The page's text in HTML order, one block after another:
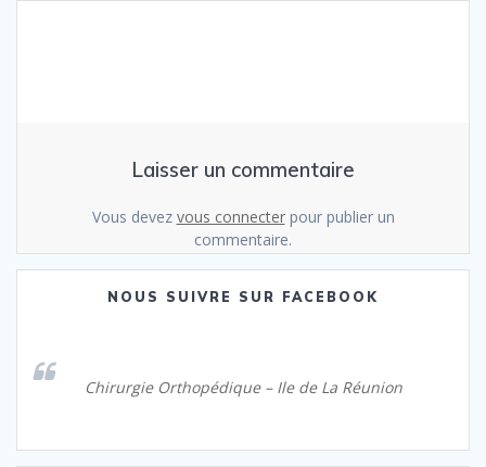
Laisser un commentaire
Vous devez vous connecterpour publier un
commentaire.
NOUS SUIVRE SUR FACEBOOK
Chirurgie Orthopédique – Ile de La Réunion